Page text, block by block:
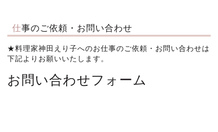
仕事のご依頼・お問い合わせ
★料理家神田えり子へのお仕事のご依頼・お問い合わせは
下記よりお願いいたします。
お問い合わせフォーム